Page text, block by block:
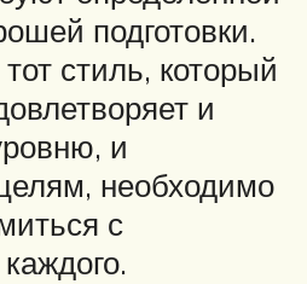
подготовки.
стиль, который
и
и
необходимо
с